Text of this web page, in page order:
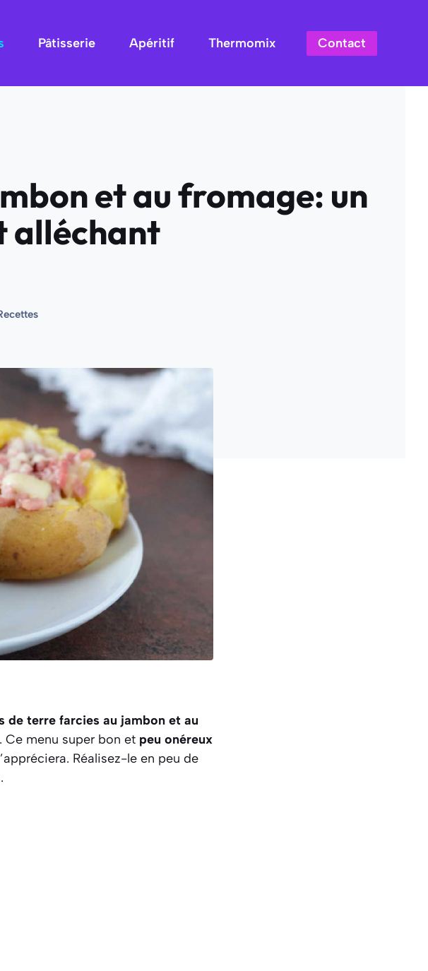
Pâtisserie Apéritif Thermomix Contact
et au fromage: un
alléchant
de terre farcies au jambon et au
. Ce menu super bon et peu onéreux
Réalisez-le en peu de